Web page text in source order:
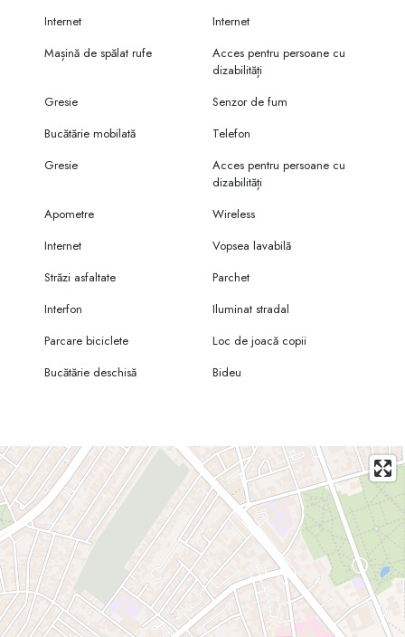
Internet
Internet
Mașină de spălat rufe
Acces pentru persoane cu
dizabilități
Gresie
Senzor de fum
Bucătărie mobilată
Telefon
Gresie
Acces pentru persoane cu
dizabilități
Apometre
Wireless
Internet
Vopsea lavabilă
Străzi asfaltate
Parchet
Interfon
Iluminat stradal
Parcare biciclete
Loc de joacă copii
Bucătărie deschisă
Bideu